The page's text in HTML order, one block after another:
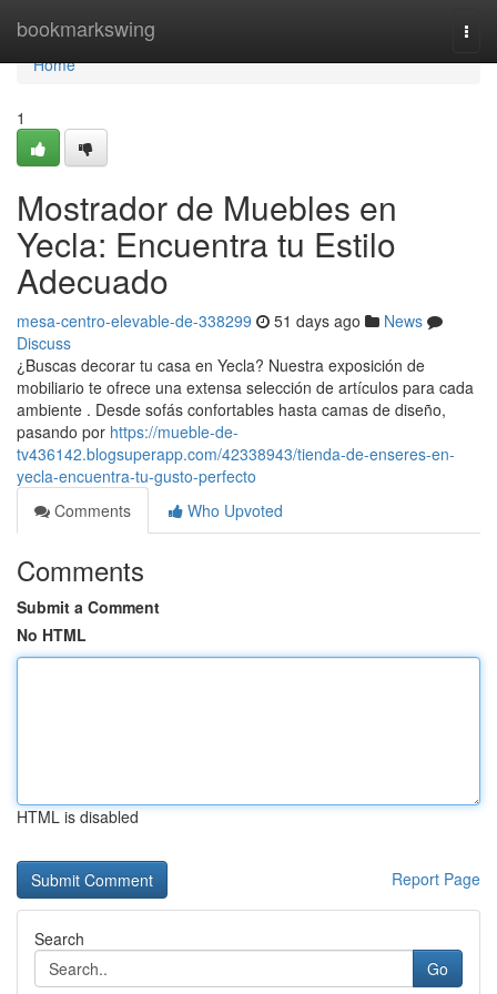
bookmarkswing
Home
Home
1
Mostrador de Muebles en
Yecla: Encuentra tu Estilo
Adecuado
mesa-centro-elevable-de-338299 51 days ago
News
Discuss
¿Buscas decorar tu casa en Yecla? Nuestra exposición de
mobiliario te ofrece una extensa selección de artículos para cada
ambiente . Desde sofás confortables hasta camas de diseño,
pasando por https://mueble-de-
tv436142.blogsuperapp.com/42338943/tienda-de-enseres-en-
yecla-encuentra-tu-gusto-perfecto
Comments
Who Upvoted
Comments
Submit a Comment
No HTML
HTML is disabled
Report Page
Search
Go